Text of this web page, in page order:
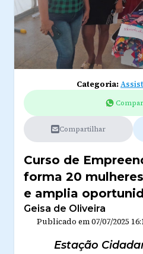
Categoria:
Compartilhar
Curso de
forma 20
e amplia
Geisa de Oliveira
Publicado em07/07/2025
Estação